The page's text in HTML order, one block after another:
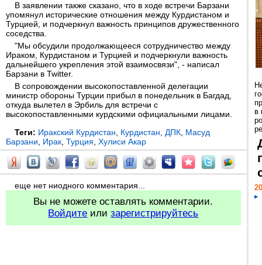
В заявлении также сказано, что в ходе встречи Барзани
упомянул исторические отношения между Курдистаном и
Турцией, и подчеркнул важность принципов дружественного
соседства.
"Мы обсудили продолжающееся сотрудничество между
Ираком, Курдистаном и Турцией и подчеркнули важность
дальнейшего укрепления этой взаимосвязи", - написал
Барзани в Twitter.
В сопровождении высокопоставленной делегации
министр обороны Турции прибыл в понедельник в Багдад,
откуда вылетел в Эрбиль для встречи с
высокопоставленными курдскими официальными лицами.
Теги: Иракский Курдистан Курдистан ДПК Масуд
Барзани
Ирак Турция Хулиси Акар
еще нет ниодного комментария...
Вы не можете оставлять комментарии.
Войдите илизарегистрируйтесь
в